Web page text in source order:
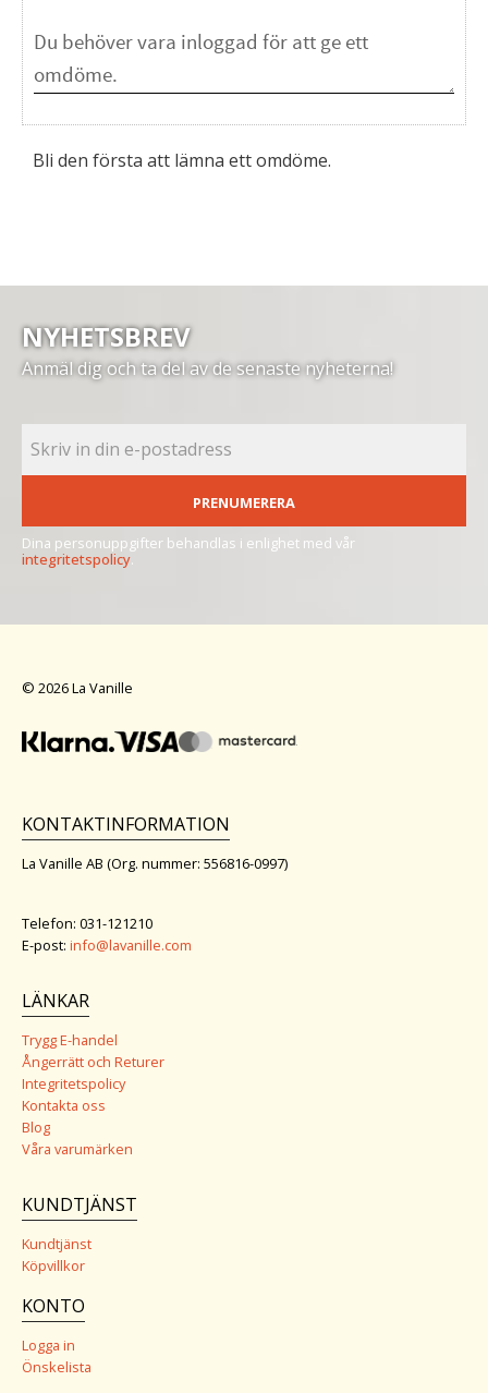
Bli den första att lämna ett omdöme.
NYHETSBREV
Anmäl dig och ta del av de senaste nyheterna!
PRENUMERERA
Dina personuppgifter behandlas i enlighet med vår
integritetspolicy.
© 2026 La Vanille
KONTAKTINFORMATION
La Vanille AB (Org. nummer: 556816-0997)
Telefon: 031-121210
E-post: info@lavanille.com
LÄNKAR
Trygg E-handel
Ångerrätt och Returer
Integritetspolicy
Kontakta oss
Blog
Våra varumärken
KUNDTJÄNST
Kundtjänst
Köpvillkor
KONTO
Logga in
Önskelista